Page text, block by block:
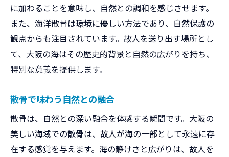
に加わることを意味し、自然との調和を感じさせます。
また、海洋散骨は環境に優しい方法であり、自然保護の
観点からも注目されています。故人を送り出す場所とし
て、大阪の海はその歴史的背景と自然の広がりを持ち、
特別な意義を提供します。
散骨で味わう自然との融合
散骨は、自然との深い融合を体感する瞬間です。大阪の
美しい海域での散骨は、故人が海の一部として永遠に存
在する感覚を与えます。海の静けさと広がりは、故人を